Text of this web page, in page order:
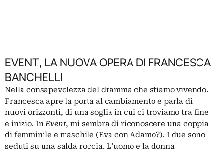
EVENT, LA NUOVA OPERA DI FRANCESCA
BANCHELLI
Nella consapevolezza del dramma che stiamo vivendo.
Francesca apre la porta al cambiamento e parla di
nuovi orizzonti, di una soglia in cui ci troviamo tra fine
e inizio. InEvent, mi sembra di riconoscere una coppia
di femminile e maschile (Eva con Adamo?). I due sono
seduti su una salda roccia. L’uomo e la donna